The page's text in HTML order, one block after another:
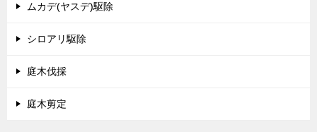
ムカデ(ヤスデ)駆除
シロアリ駆除
庭木伐採
庭木剪定